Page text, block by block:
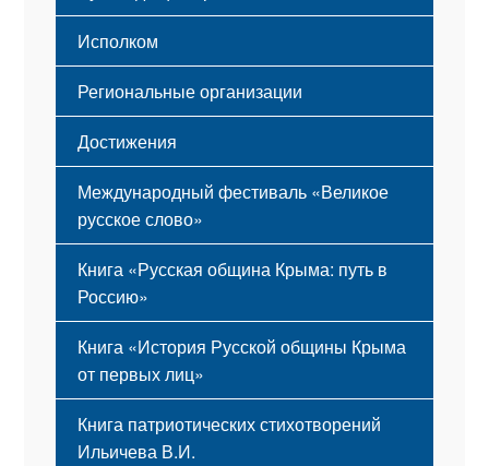
Исполком
Региональные организации
Достижения
Международный фестиваль «Великое
русское слово»
Книга «Русская община Крыма: путь в
Россию»
Книга «История Русской общины Крыма
от первых лиц»
Книга патриотических стихотворений
Ильичева В.И.